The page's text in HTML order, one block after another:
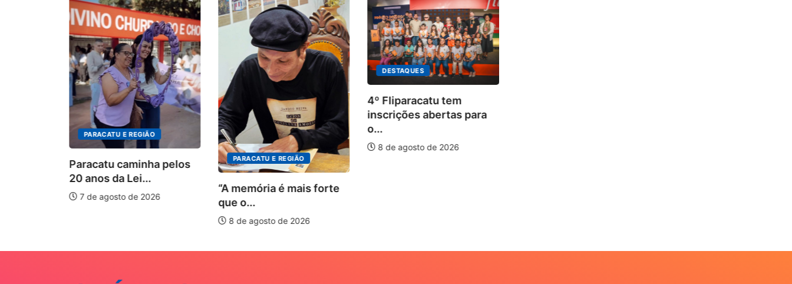
PARACATU E REGIÃO
Paracatu caminha pelos
20 anos da Lei...
7 de agosto de 2026
PARACATU E REGIÃO
“A memória é mais forte
que o...
8 de agosto de 2026
DESTAQUES
4º Fliparacatu tem
inscrições abertas para
o...
8 de agosto de 2026